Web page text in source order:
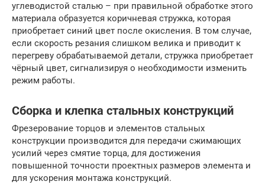
углеводистой сталью – при правильной обработке этого
материала образуется коричневая стружка, которая
приобретает синий цвет после окисления. В том случае,
если скорость резания слишком велика и приводит к
перегреву обрабатываемой детали, стружка приобретает
чёрный цвет, сигнализируя о необходимости изменить
режим работы.
Сборка и клепка стальных конструкций
Фрезерование торцов и элементов стальных
конструкции производится для передачи сжимающих
усилий через смятие торца, для достижения
повышенной точности проектных размеров элемента и
для ускорения монтажа конструкций.